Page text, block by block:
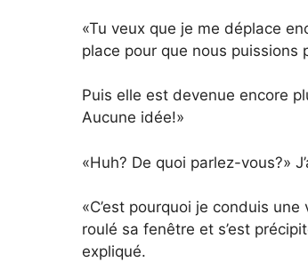
«Tu veux que je me déplace
place pour que nous puissions
Puis elle est devenue encore
Aucune idée!»
«Huh? De quoi parlez-vous?»
«C’est pourquoi je conduis
roulé sa fenêtre et s’est
expliqué.